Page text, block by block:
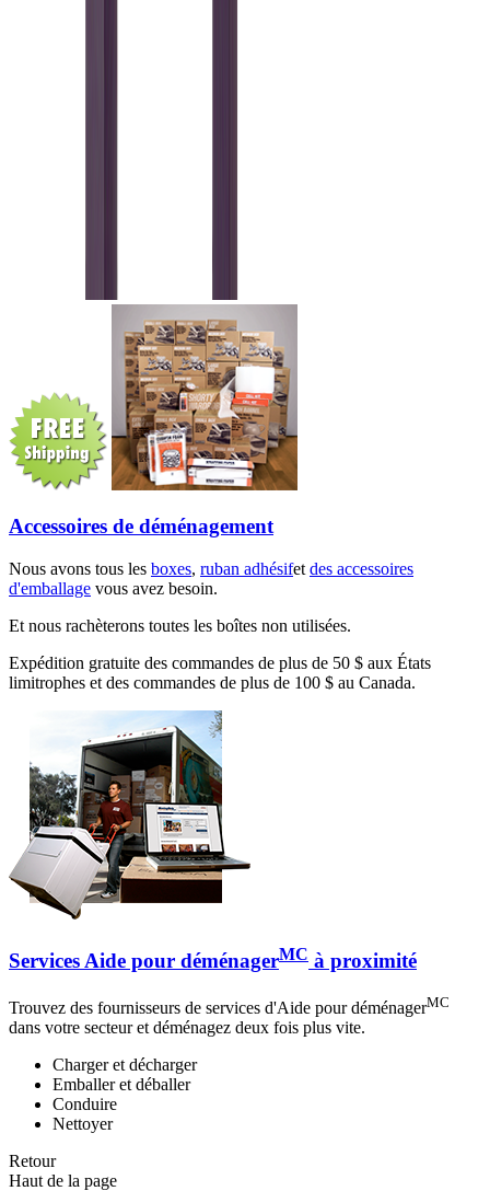
Accessoires de déménagement
Nous avons tous les boxes, ruban adhésifet des accessoires
d'emballage vous avez besoin.
Et nous rachèterons toutes les boîtes non utilisées.
Expédition gratuite des commandes de plus de 50 $ aux États
limitrophes et des commandes de plus de 100 $ au Canada.
Services Aide pour déménagerMC à proximité
Trouvez des fournisseurs de services d'Aide pour déménagerMC
dans votre secteur et déménagez deux fois plus vite.
Charger et décharger
Emballer et déballer
Conduire
Nettoyer
Retour
Haut de la page